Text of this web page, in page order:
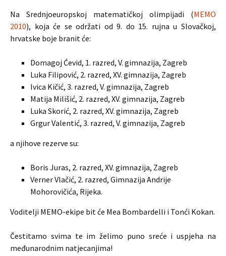
Na Srednjoeuropskoj matematičkoj olimpijadi (MEMO
2010), koja će se održati od 9. do 15. rujna u Slovačkoj,
hrvatske boje branit će:
Domagoj Ćevid, 1. razred, V. gimnazija, Zagreb
Luka Filipović, 2. razred, XV. gimnazija, Zagreb
Ivica Kičić, 3. razred, V. gimnazija, Zagreb
Matija Milišić, 2. razred, XV. gimnazija, Zagreb
Luka Skorić, 2. razred, XV. gimnazija, Zagreb
Grgur Valentić, 3. razred, V. gimnazija, Zagreb
a njihove rezerve su:
Boris Juras, 2. razred, XV. gimnazija, Zagreb
Verner Vlačić, 2. razred, Gimnazija Andrije
Mohorovičića, Rijeka.
Voditelji MEMO-ekipe bit će Mea Bombardelli i Tonći Kokan.
Čestitamo svima te im želimo puno sreće i uspjeha na
međunarodnim natjecanjima!